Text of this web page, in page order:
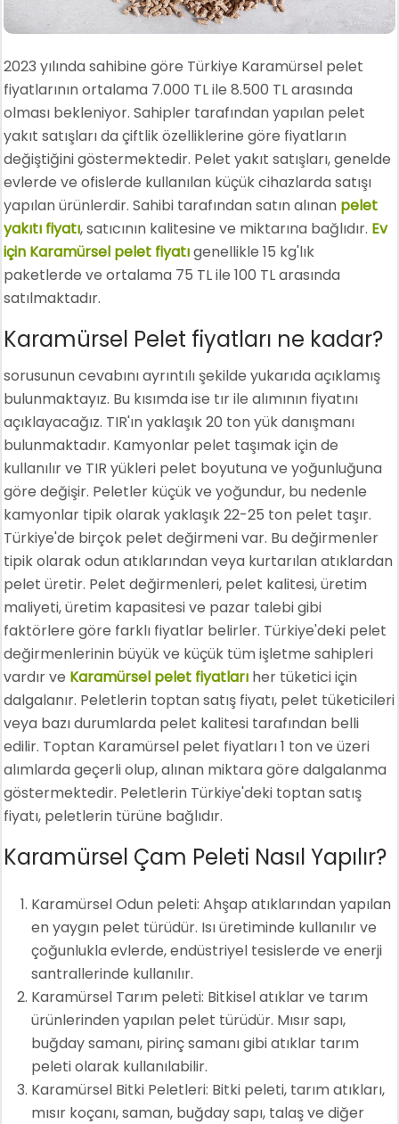
2023 yılında sahibine göre Türkiye Karamürsel pelet
fiyatlarının ortalama 7.000 TL ile 8.500 TL arasında
olması bekleniyor. Sahipler tarafından yapılan pelet
yakıt satışları da çiftlik özelliklerine göre fiyatların
değiştiğini göstermektedir. Pelet yakıt satışları, genelde
evlerde ve ofislerde kullanılan küçük cihazlarda satışı
yapılan ürünlerdir. Sahibi tarafından satın alınan pelet
yakıtı fiyatı, satıcının kalitesine ve miktarına bağlıdır. Ev
için Karamürsel pelet fiyatıgenellikle 15 kg'lık
paketlerde ve ortalama 75 TL ile 100 TL arasında
satılmaktadır.
Karamürsel Pelet fiyatları ne kadar?
sorusunun cevabını ayrıntılı şekilde yukarıda açıklamış
bulunmaktayız. Bu kısımda ise tır ile alımının fiyatını
açıklayacağız. TIR'ın yaklaşık 20 ton yük danışmanı
bulunmaktadır. Kamyonlar pelet taşımak için de
kullanılır ve TIR yükleri pelet boyutuna ve yoğunluğuna
göre değişir. Peletler küçük ve yoğundur, bu nedenle
kamyonlar tipik olarak yaklaşık 22-25 ton pelet taşır.
Türkiye'de birçok pelet değirmeni var. Bu değirmenler
tipik olarak odun atıklarından veya kurtarılan atıklardan
pelet üretir. Pelet değirmenleri, pelet kalitesi, üretim
maliyeti, üretim kapasitesi ve pazar talebi gibi
faktörlere göre farklı fiyatlar belirler. Türkiye'deki pelet
değirmenlerinin büyük ve küçük tüm işletme sahipleri
vardır ve Karamürsel pelet fiyatları her tüketici için
dalgalanır. Peletlerin toptan satış fiyatı, pelet tüketicileri
veya bazı durumlarda pelet kalitesi tarafından belli
edilir. Toptan Karamürsel pelet fiyatları 1 ton ve üzeri
alımlarda geçerli olup, alınan miktara göre dalgalanma
göstermektedir. Peletlerin Türkiye'deki toptan satış
fiyatı, peletlerin türüne bağlıdır.
Karamürsel Çam Peleti Nasıl Yapılır?
Karamürsel Odun peleti: Ahşap atıklarından yapılan
en yaygın pelet türüdür. Isı üretiminde kullanılır ve
çoğunlukla evlerde, endüstriyel tesislerde ve enerji
santrallerinde kullanılır.
Karamürsel Tarım peleti: Bitkisel atıklar ve tarım
ürünlerinden yapılan pelet türüdür. Mısır sapı,
buğday samanı, pirinç samanı gibi atıklar tarım
peleti olarak kullanılabilir.
Karamürsel Bitki Peletleri: Bitki peleti, tarım atıkları,
mısır koçanı, saman, buğday sapı, talaş ve diğer